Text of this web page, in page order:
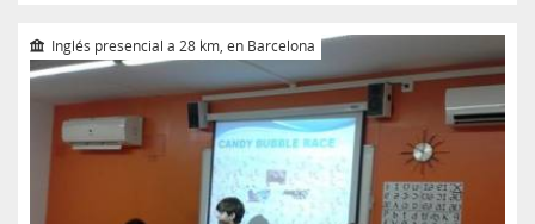
Inglés presencial a 28 km, en Barcelona